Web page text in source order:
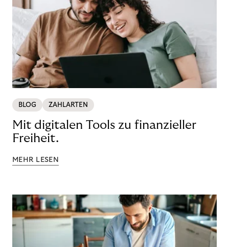
BLOG ZAHLARTEN
Mit digitalen Tools zu finanzieller
Freiheit.
MEHR LESEN